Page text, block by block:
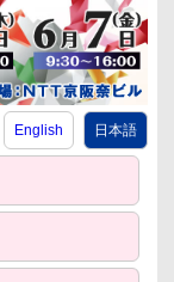
日本語
English